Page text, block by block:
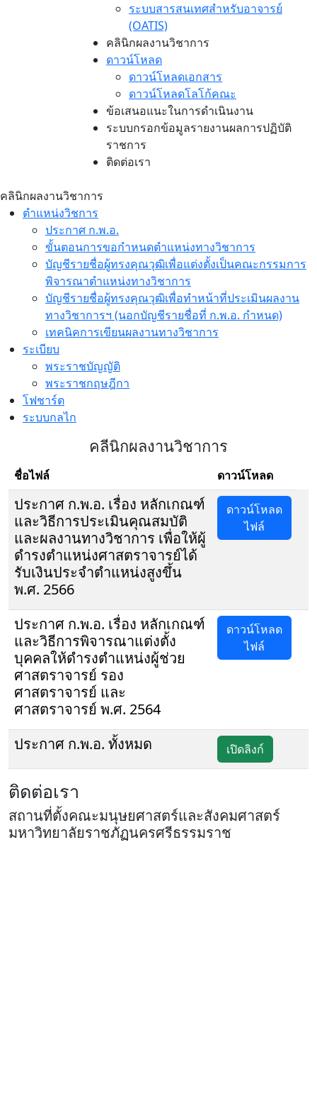
ระบบสารสนเทศสำหรับอาจารย์
(OATIS)
คลินิกผลงานวิชาการ
ดาวน์โหลด
ดาวน์โหลดเอกสาร
ดาวน์โหลดโลโก้คณะ
ข้อเสนอแนะในการดำเนินงาน
ระบบกรอกข้อมูลรายงานผลการปฏิบัติ
ราชการ
ติดต่อเรา
คลินิกผลงานวิชาการ
ตำแหน่งวิชการ
ประกาศ ก.พ.อ.
ขั้นตอนการขอกำหนดตำแหน่งทางวิชาการ
บัญชีรายชื่อผู้ทรงคุณวุฒิเพื่อแต่งตั้งเป็นคณะกรรมการ
พิจารณาตำแหน่งทางวิชาการ
บัญชีรายชื่อผู้ทรงคุณวุฒิเพื่อทำหน้าที่ประเมินผลงาน
ทางวิชาการฯ (นอกบัญชีรายชื่อที่ ก.พ.อ. กำหนด)
เทคนิคการเขียนผลงานทางวิชาการ
ระเบียบ
พระราชบัญญัติ
พระราชกฤษฎีกา
โฟชาร์ต
ระบบกลไก
คลีนิกผลงานวิชาการ
ชื่อไฟล์ ดาวน์โหลด
ประกาศ ก.พ.อ. เรื่อง หลักเกณฑ์
และวิธีการประเมินคุณสมบัติ
และผลงานทางวิชาการ เพื่อให้ผู้
ดำรงตำแหน่งศาสตราจารย์ได้
รับเงินประจำตำแหน่งสูงขึ้น
พ.ศ. 2566
ดาวน์โหลด
ไฟล์
ประกาศ ก.พ.อ. เรื่อง หลักเกณฑ์
และวิธีการพิจารณาแต่งตั้ง
บุคคลให้ดำรงตำแหน่งผู้ช่วย
ศาสตราจารย์ รอง
ศาสตราจารย์ และ
ศาสตราจารย์ พ.ศ. 2564
ดาวน์โหลด
ไฟล์
ประกาศ ก.พ.อ. ทั้งหมด เปิดลิงก์
ติดต่อเรา
สถานที่ตั้งคณะมนุษยศาสตร์และสังคมศาสตร์
มหาวิทยาลัยราชภัฏนครศรีธรรมราช